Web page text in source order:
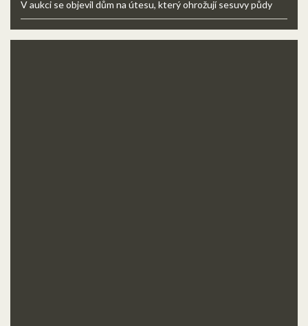
V aukci se objevil dům na útesu, který ohrožují sesuvy půdy